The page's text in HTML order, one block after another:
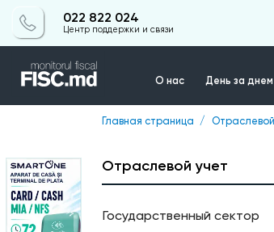
022 822 024
Центр поддержки и связи
О нас День за днем
Главная страница
Отраслевой учет
Государственный сектор